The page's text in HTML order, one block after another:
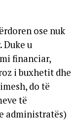
ose nuk
Duke u
financiar,
i buxhetit dhe
do të
të
administratës)